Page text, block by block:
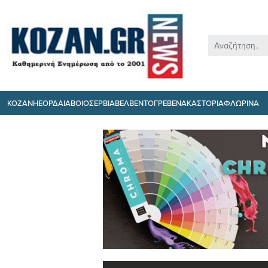
ΚΟΖΑΝΗΕΟΡΔΑΙΑΒΟΙΟΣΕΡΒΙΑΒΕΛΒΕΝΤΟΓΡΕΒΕΝΑΚΑΣΤΟΡΙΑΦΛΩΡΙΝΑ